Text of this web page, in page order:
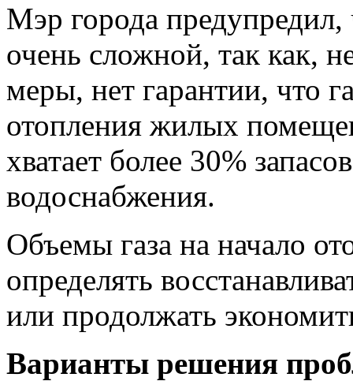
Мэр города предупредил,
очень сложной, так как,
меры, нет гарантии, что
отопления жилых
хватает более 30%
водоснабжения.
Объемы газа на начало
определять
или продолжать
Варианты решения